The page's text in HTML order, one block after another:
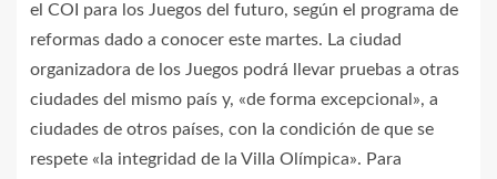
el COI para los Juegos del futuro, según el programa de
reformas dado a conocer este martes. La ciudad
organizadora de los Juegos podrá llevar pruebas a otras
ciudades del mismo país y, «de forma excepcional», a
ciudades de otros países, con la condición de que se
respete «la integridad de la Villa Olímpica». Para